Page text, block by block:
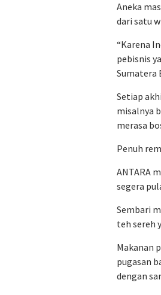
Aneka
dari satu
“Karena
pebisnis
Sumatera
Setiap
misalnya
merasa
Penuh
ANTARA
segera
Sembari
teh sereh
Makanan
pugasan
dengan